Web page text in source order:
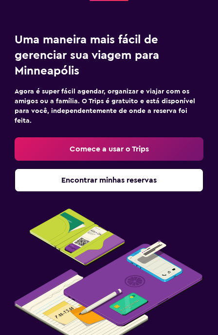
Uma maneira mais fácil de
gerenciar sua viagem para
Minneapólis
Agora é super fácil agendar, organizar e viajar com os
amigos ou a família. O Trips é gratuito e está disponível
para você, independentemente de onde a reserva foi
feita.
Comece a usar o Trips
Encontrar minhas reservas